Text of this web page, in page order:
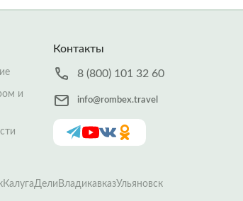
и
Контакты
8 (800) 101 32 60
info@rombex.travel
КалугаДели ВладикавказУльяновск